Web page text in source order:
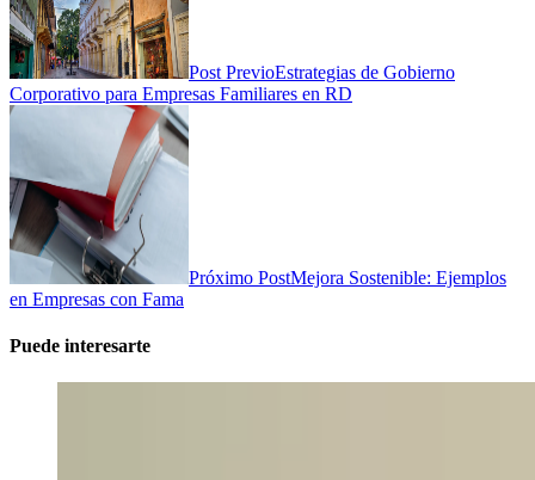
Post PrevioEstrategias de Gobierno
Corporativo para Empresas Familiares en RD
Próximo PostMejora Sostenible: Ejemplos
en Empresas con Fama
Puede interesarte